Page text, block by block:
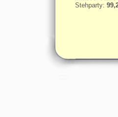
Stehparty: